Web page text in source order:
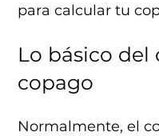
para calcular tu
Lo básico del
copago
Normalmente, el